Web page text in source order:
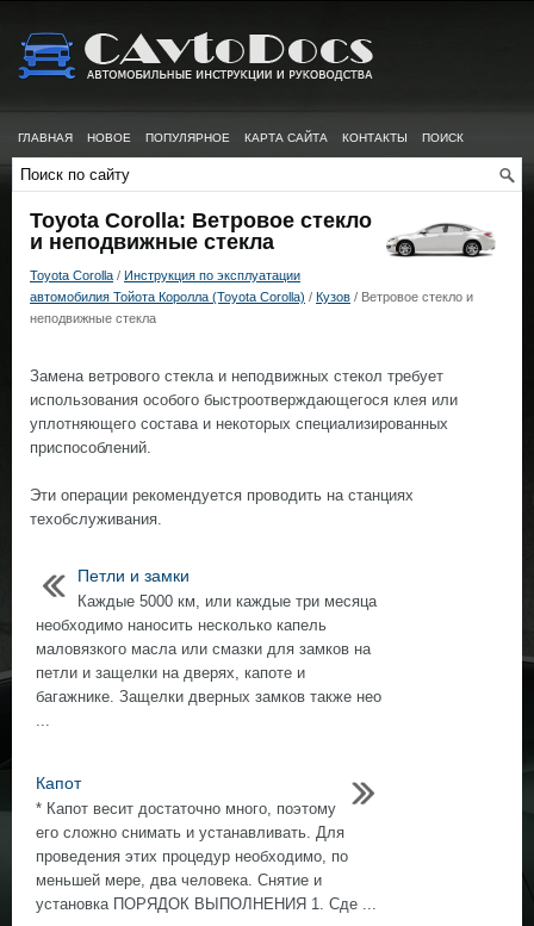
ГЛАВНАЯ НОВОЕ ПОПУЛЯРНОЕ КАРТА САЙТА КОНТАКТЫ ПОИСК
Toyota Corolla: Ветровое стекло
и неподвижные стекла
Toyota Corolla / Инструкция по эксплуатации
автомобилия Тойота Королла (Toyota Corolla) / Кузов / Ветровое стекло и
неподвижные стекла
Замена ветрового стекла и неподвижных стекол требует
использования особого быстроотверждающегося клея или
уплотняющего состава и некоторых специализированных
приспособлений.
Эти операции рекомендуется проводить на станциях
техобслуживания.
Петли и замки
Каждые 5000 км, или каждые три месяца
необходимо наносить несколько капель
маловязкого масла или смазки для замков на
петли и защелки на дверях, капоте и
багажнике. Защелки дверных замков также нео
...
Капот
* Капот весит достаточно много, поэтому
его сложно снимать и устанавливать. Для
проведения этих процедур необходимо, по
меньшей мере, два человека. Снятие и
установка ПОРЯДОК ВЫПОЛНЕНИЯ 1. Сде ...